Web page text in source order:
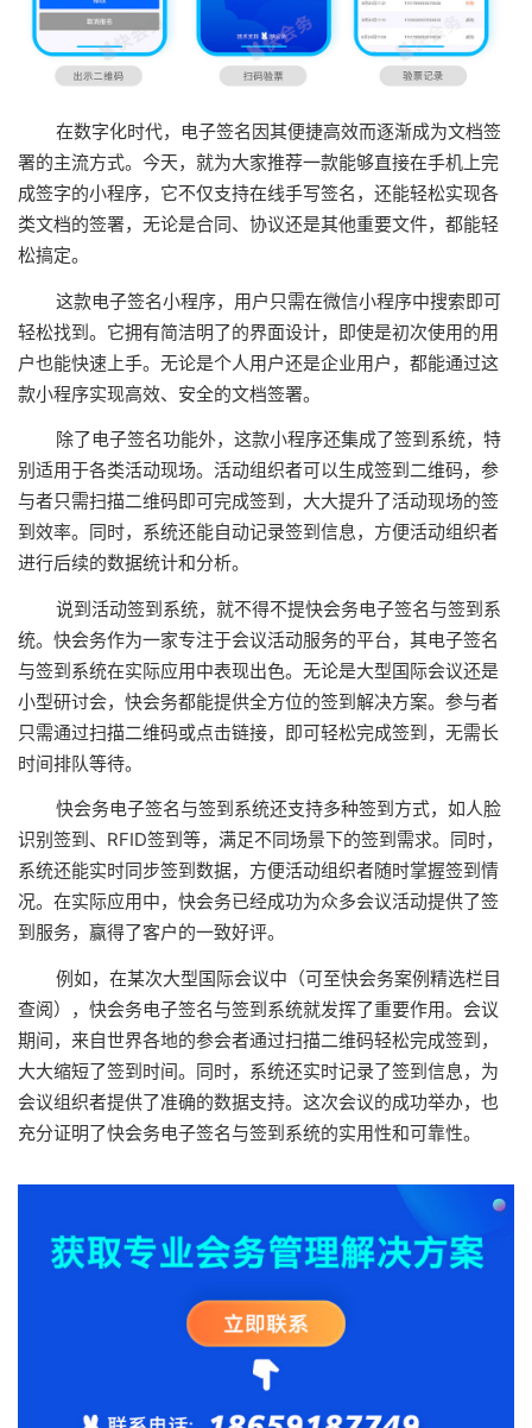
在数字化时代，电子签名因其便捷高效而逐渐成为文档签
署的主流方式。今天，就为大家推荐一款能够直接在手机上完
成签字的小程序，它不仅支持在线手写签名，还能轻松实现各
类文档的签署，无论是合同、协议还是其他重要文件，都能轻
松搞定。
这款电子签名小程序，用户只需在微信小程序中搜索即可
轻松找到。它拥有简洁明了的界面设计，即使是初次使用的用
户也能快速上手。无论是个人用户还是企业用户，都能通过这
款小程序实现高效、安全的文档签署。
除了电子签名功能外，这款小程序还集成了签到系统，特
别适用于各类活动现场。活动组织者可以生成签到二维码，参
与者只需扫描二维码即可完成签到，大大提升了活动现场的签
到效率。同时，系统还能自动记录签到信息，方便活动组织者
进行后续的数据统计和分析。
说到活动签到系统，就不得不提快会务电子签名与签到系
统。快会务作为一家专注于会议活动服务的平台，其电子签名
与签到系统在实际应用中表现出色。无论是大型国际会议还是
小型研讨会，快会务都能提供全方位的签到解决方案。参与者
只需通过扫描二维码或点击链接，即可轻松完成签到，无需长
时间排队等待。
快会务电子签名与签到系统还支持多种签到方式，如人脸
识别签到、RFID签到等，满足不同场景下的签到需求。同时，
系统还能实时同步签到数据，方便活动组织者随时掌握签到情
况。在实际应用中，快会务已经成功为众多会议活动提供了签
到服务，赢得了客户的一致好评。
例如，在某次大型国际会议中（可至快会务案例精选栏目
查阅），快会务电子签名与签到系统就发挥了重要作用。会议
期间，来自世界各地的参会者通过扫描二维码轻松完成签到，
大大缩短了签到时间。同时，系统还实时记录了签到信息，为
会议组织者提供了准确的数据支持。这次会议的成功举办，也
充分证明了快会务电子签名与签到系统的实用性和可靠性。